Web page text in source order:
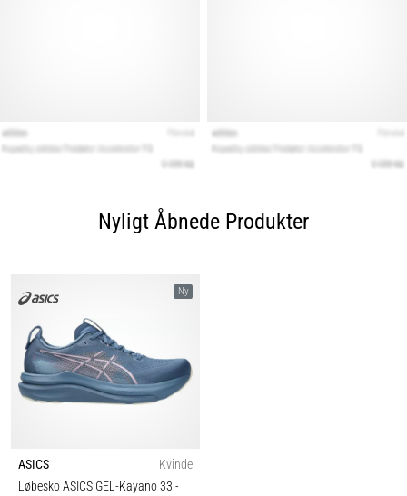
Nyligt Åbnede Produkter
Ny
ASICS
Kvinde
Løbesko ASICS GEL-Kayano 33 -